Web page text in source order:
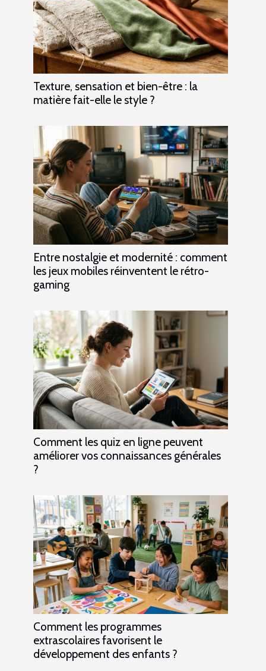
Texture, sensation et bien-être : la
matière fait-elle le style ?
Entre nostalgie et modernité : comment
les jeux mobiles réinventent le rétro-
gaming
Comment les quiz en ligne peuvent
améliorer vos connaissances générales
?
Comment les programmes
extrascolaires favorisent le
développement des enfants ?